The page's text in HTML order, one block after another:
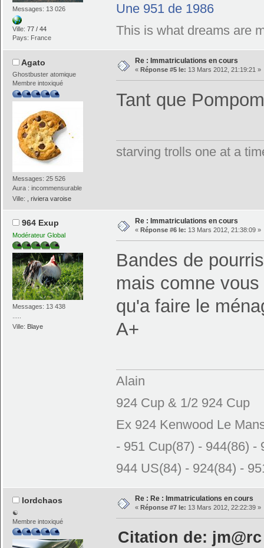
Messages: 13 026
Ville:77 / 44
Pays: France
Une 951 de 1986
This is what dreams are
Agato
Ghostbuster atomique
Membre intoxiqué
Messages: 25 526
Aura : incommensurable
Ville:
, riviera varoise
Re : Immatriculations en cours
« Réponse #5 le: 13 Mars 2012, 21:19:21 »
Tant que
starving trolls one at a
964 Exup
Modérateur Global
Messages: 13 438
Ville: Blaye
Re : Immatriculations en cours
« Réponse #6 le: 13 Mars 2012, 21:38:09 »
Bandes de
mais comne
qu'a faire le
A+
Alain
924 Cup & 1/2 924 Cup
Ex 924 Kenwood Le
- 951 Cup(87) - 944(86) -
944 US(84) - 924(84) -
lordchaos
☯
Membre intoxiqué
Re : Re : Immatriculations en cours
« Réponse #7 le: 13 Mars 2012, 22:22:39 »
Citation de: jm@rc